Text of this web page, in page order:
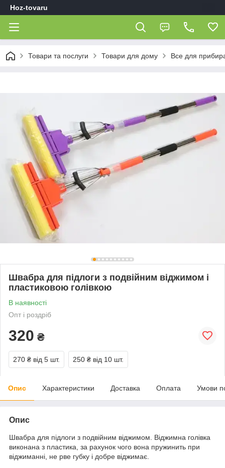
Hoz-tovaru
Товари та послуги Товари для дому Все для
Швабра для підлоги з подвійним віджимом і
пластиковою голівкою
В наявності
Опт і роздріб
320 ₴
270 ₴ від 5 шт. 250 ₴ від 10 шт.
Опис Характеристики Доставка Оплата Умови
Опис
Швабра для підлоги з подвійним віджимом. Віджимна голівка
виконана з пластика, за рахунок чого вона пружинить при
віджиманні, не рве губку і добре віджимає.